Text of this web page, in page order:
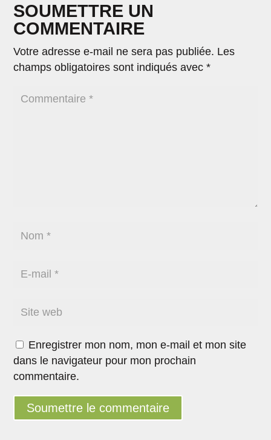
SOUMETTRE UN
COMMENTAIRE
Votre adresse e-mail ne sera pas publiée. Les
champs obligatoires sont indiqués avec*
Enregistrer mon nom, mon e-mail et mon site
dans le navigateur pour mon prochain
commentaire.
Soumettre le commentaire